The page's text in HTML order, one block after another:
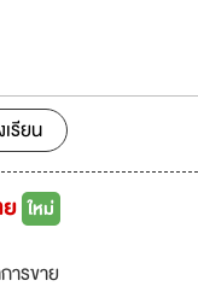
าน “เงินติดล้อ” จึงเป็นชื่อแ
และ
in Customer
(Winner) และ Best Use of
for CX (Highly
Admired Brand หมว
รียน
ใหม่
ารขาย